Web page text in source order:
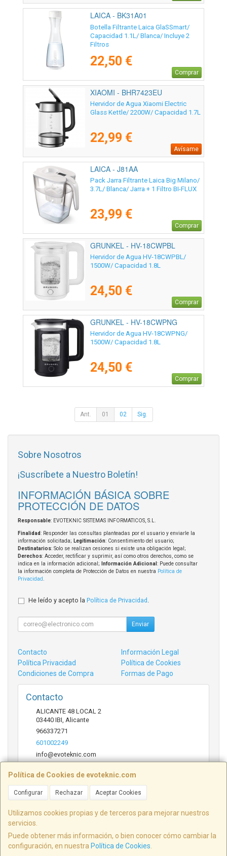
LAICA - BK31A01
Botella Filtrante Laica GlaSSmart/
Capacidad 1.1L/ Blanca/ Incluye 2
Filtros
22,50 €
Comprar
XIAOMI - BHR7423EU
Hervidor de Agua Xiaomi Electric
Glass Kettle/ 2200W/ Capacidad 1.7L
22,99 €
Avísame
LAICA - J81AA
Pack Jarra Filtrante Laica Big Milano/
3.7L/ Blanca/ Jarra + 1 Filtro BI-FLUX
23,99 €
Comprar
GRUNKEL - HV-18CWPBL
Hervidor de Agua HV-18CWPBL/
1500W/ Capacidad 1.8L
24,50 €
Comprar
GRUNKEL - HV-18CWPNG
Hervidor de Agua HV-18CWPNG/
1500W/ Capacidad 1.8L
24,50 €
Comprar
Ant. 01 02 Sig.
Política de Cookies de evoteknic.com
Configurar Rechazar Aceptar Cookies
Utilizamos cookies propias y de terceros para mejorar nuestros
servicios.
Puede obtener más información, o bien conocer cómo cambiar la
configuración, en nuestra Política de Cookies
Sobre Nosotros
¡Suscríbete a Nuestro Boletín!
INFORMACIÓN BÁSICA SOBRE
PROTECCIÓN DE DATOS
Responsable: EVOTEKNIC SISTEMAS INFORMATICOS, S.L.
Finalidad: Responder las consultas planteadas por el usuario y enviarle la
información solicitada; Legitimación: Consentimiento del usuario;
Destinatarios: Solo se realizan cesiones si existe una obligación legal;
Derechos: Acceder, rectificar y suprimir, así como otros derechos, como se
indica en la información adicional;
Información Adicional : Puede consultar
la información completa de Protección de Datos en nuestra Política de
Privacidad
He leído y acepto la Política de Privacidad
Enviar
Contacto
Información Legal
Política Privacidad
Política de Cookies
Condiciones de Compra
Formas de Pago
Contacto
ALICANTE 48 LOCAL 2
03440 IBI Alicante
966337271
601002249
info@evoteknic.com
Horario
ALICANTE 48 LOCAL 2, 03440, Alicante, España. - C.I.F.: B54578497 - Tfno:
601002249